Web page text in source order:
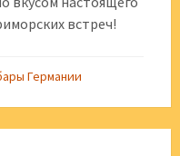
встреч!
Германии